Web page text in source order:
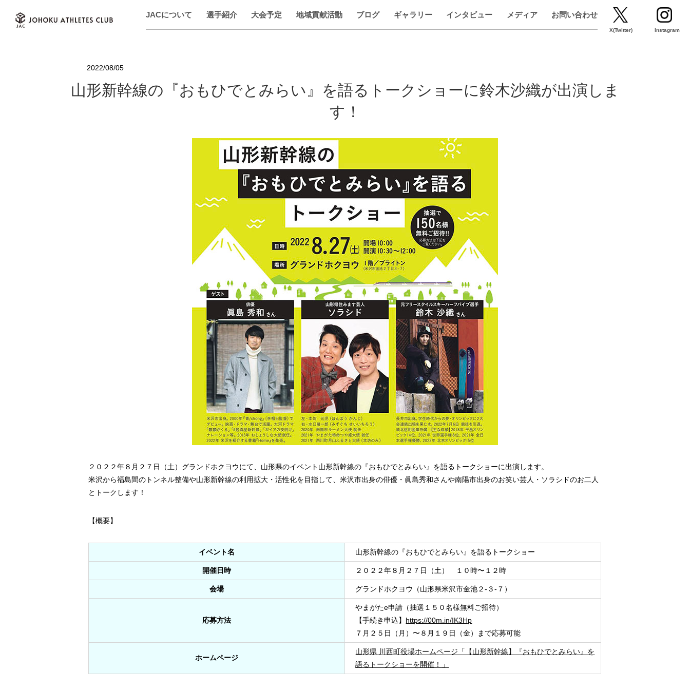
JACについて 選手紹介 大会予定 地域貢献活動 ブログ ギャラリー インタビュー メディア お問い合わせ
X(Twitter) Instagram
2022/08/05
山形新幹線の『おもひでとみらい』を語るトークショーに鈴木沙織が出演しま
す！
２０２２年８月２７日（土）グランドホクヨウにて、山形県のイベント山形新幹線の『おもひでとみらい』を語るトークショーに出演します。
米沢から福島間のトンネル整備や山形新幹線の利用拡大・活性化を目指して、米沢市出身の俳優・眞島秀和さんや南陽市出身のお笑い芸人・ソラシドのお二人
とトークします！
【概要】
イベント名 山形新幹線の『おもひでとみらい』を語るトークショー
開催日時 ２０２２年８月２７日（土） １０時〜１２時
会場 グランドホクヨウ（山形県米沢市金池２-３-７）
応募方法
やまがたe申請（抽選１５０名様無料ご招待）
【手続き申込】 https://00m.in/IK3Hp
７月２５日（月）〜８月１９日（金）まで応募可能
ホームページ
山形県 川西町役場ホームページ「【山形新幹線】『おもひでとみらい』を
語るトークショーを開催！」